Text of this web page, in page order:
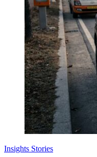
Insights Stories